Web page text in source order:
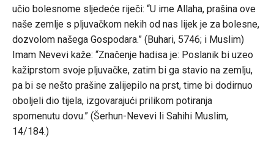
učio bolesnome sljedeće riječi: “U ime Allaha, prašina ove
naše zemlje s pljuvačkom nekih od nas lijek je za bolesne,
dozvolom našega Gospodara.” (Buhari, 5746; i Muslim)
Imam Nevevi kaže: “Značenje hadisa je: Poslanik bi uzeo
kažiprstom svoje pljuvačke, zatim bi ga stavio na zemlju,
pa bi se nešto prašine zalijepilo na prst, time bi dodirnuo
oboljeli dio tijela, izgovarajući prilikom potiranja
spomenutu dovu.” (Šerhun-Nevevi li Sahihi Muslim,
14/184.)